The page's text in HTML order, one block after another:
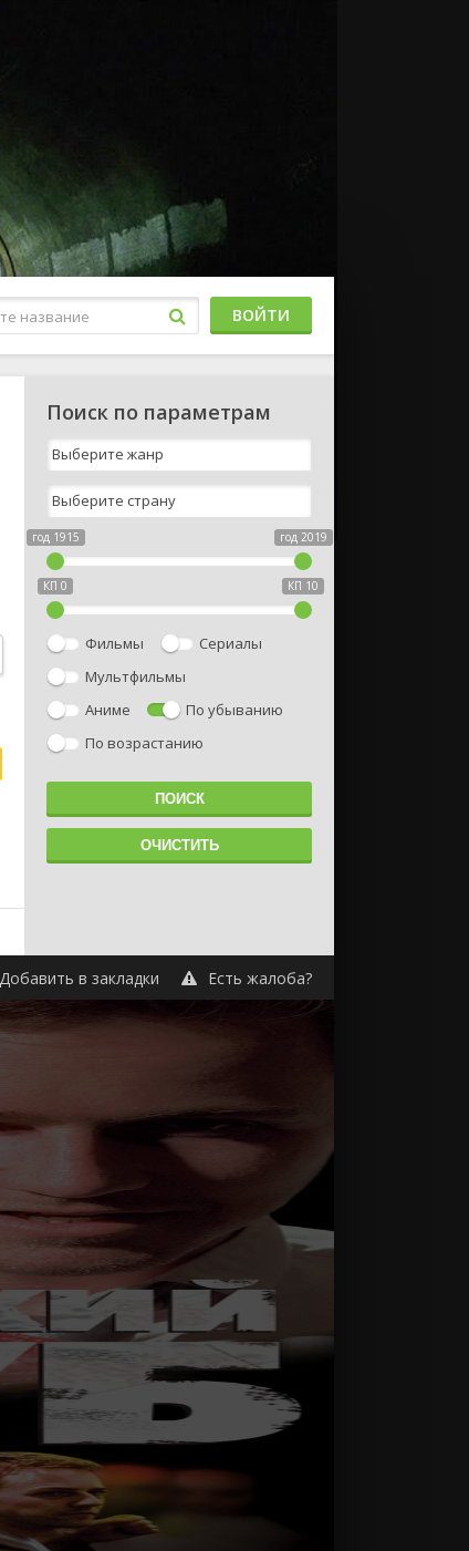
ВОЙТИ
Поиск по параметрам
год 1915 год 2019
КП 0 КП 10
Фильмы
Сериалы
Мультфильмы
Аниме
По убыванию
По возрастанию
Добавить в закладки Есть жалоба?